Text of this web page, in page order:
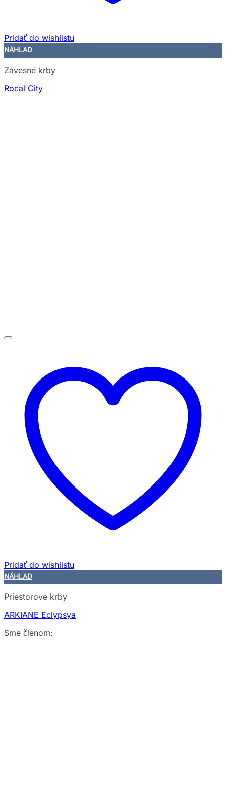
Pridať do wishlistu
NÁHLAD
Závesné krby
Rocal City
Pridať do wishlistu
NÁHLAD
Priestorove krby
ARKIANE Eclypsya
Sme členom: